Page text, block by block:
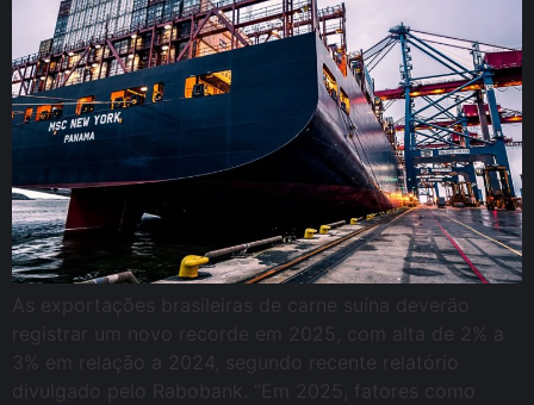
As exportações brasileiras de carne suína deverão
registrar um novo recorde em 2025, com alta de 2% a
3% em relação a 2024, segundo recente relatório
divulgado pelo Rabobank. “Em 2025, fatores como